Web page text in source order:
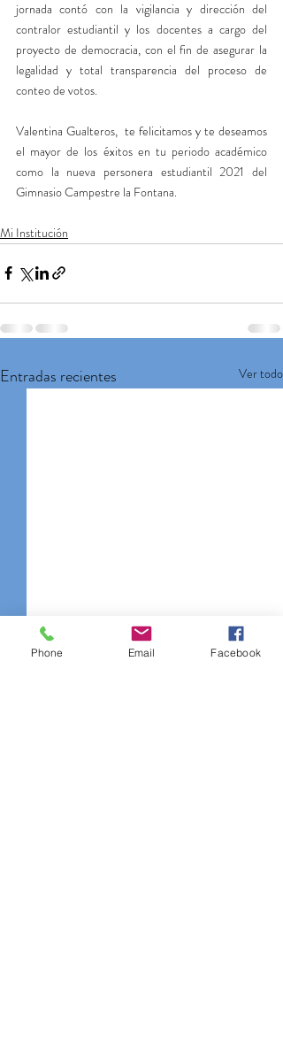
jornada contó con la vigilancia y dirección del
contralor estudiantil y los docentes a cargo del
proyecto de democracia, con el fin de asegurar la
legalidad y total transparencia del proceso de
conteo de votos.
Valentina Gualteros,  te felicitamos y te deseamos
el mayor de los éxitos en tu periodo académico
como la nueva personera estudiantil 2021 del
Gimnasio Campestre la Fontana.
Mi Institución
Entradas recientes Ver todo
Phone Email Facebook